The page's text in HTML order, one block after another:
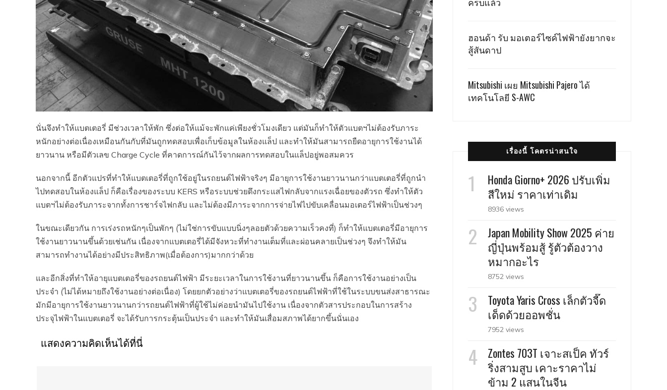
นั่นจึงทำให้แบตเตอรี่ มีช่วงเวลาให้พัก ซึ่งต่อให้แม้จะพักแค่เพียงชั่วโมงเดียว แต่มันก็ทำให้ตัวแบตฯไม่ต้องรับภาระ
หนักอย่างต่อเนื่องเหมือนกันกับที่มันถูกทดสอบเพื่อเก็บข้อมูลในห้องแล็ป และทำให้มันสามารถยืดอายุการใช้งานได้
ยาวนาน หรือมีตัวเลข Charge Cycle ที่คาดการณ์กันไว้จากผลการทดสอบในแล็ปอยู่พอสมควร
นอกจากนี้ อีกตัวแปรที่ทำให้แบตเตอรี่ที่ถูกใช้อยู่ในรถยนต์ไฟฟ้าจริงๆ มีอายุการใช้งานยาวนานกว่าแบตเตอรี่ที่ถูกนำ
ไปทดสอบในห้องแล็ป ก็คือเรื่องของระบบ KERS หรือระบบช่วยดึงกระแสไฟกลับจากแรงเฉื่อยของตัวรถ ซึ่งทำให้ตัว
แบตฯไม่ต้องรับภาระจากทั้งการชาร์จไฟกลับ และไม่ต้องมีภาระจากการจ่ายไฟไปขับเคลื่อนมอเตอร์ไฟฟ้าเป็นช่วงๆ
ในขณะเดียวกัน การเร่งรถหนักๆเป็นพักๆ (ไม่ใช่การขับแบบนิ่งๆลอยตัวด้วยความเร็วคงที่) ก็ทำให้แบตเตอรี่มีอายุการ
ใช้งานยาวนานขึ้นด้วยเช่นกัน เนื่องจากแบตเตอรี่ได้มีจังหวะที่ทำงานเต็มที่และผ่อนคลายเป็นช่วงๆ จึงทำให้มัน
สามารถทำงานได้อย่างมีประสิทธิภาพ(เมื่อต้องการ)มากกว่าด้วย
และอีกสิ่งที่ทำให้อายุแบตเตอรี่ของรถยนต์ไฟฟ้า มีระยะเวลาในการใช้งานที่ยาวนานขึ้น ก็คือการใช้งานอย่างเป็น
ประจำ (ไม่ได้หมายถึงใช้งานอย่างต่อเนื่อง) โดยยกตัวอย่างว่าแบตเตอรี่ของรถยนต์ไฟฟ้าที่ใช้ในระบบขนส่งสาธารณะ
มักมีอายุการใช้งานยาวนานกว่ารถยนต์ไฟฟ้าที่ผู้ใช้ไม่ค่อยนำมันไปใช้งาน เนื่องจากตัวสารประกอบในการสร้าง
ประจุไฟฟ้าในแบตเตอรี่ จะได้รับการกระตุ้นเป็นประจำ และทำให้มันเสื่อมสภาพได้ยากขึ้นนั่นเอง
แสดงความคิดเห็นได้ที่นี่
ฮอนด้า รับ มอเตอร์ไซค์ไฟฟ้ายังยากจะ
สู้สันดาป
Mitsubishi เผย Mitsubishi Pajero ได้
เทคโนโลยี S-AWC
เรื่องนี้ โคตรน่าสนใจ
Honda Giorno+ 2026 ปรับเพิ่ม
สีใหม่ ราคาเท่าเดิม
8936 views
Japan Mobility Show 2025 ค่าย
ญี่ปุ่นพร้อมสู้ รู้ตัวต้องวาง
หมากอะไร
8752 views
Toyota Yaris Cross เล็กตัวจี๊ด
เด็ดด้วยออพชั่น
7952 views
Zontes 703T เจาะสเป็ค ทัวร์
ริ่งสามสูบ เคาะราคาไม่
ข้าม 2 แสนในจีน